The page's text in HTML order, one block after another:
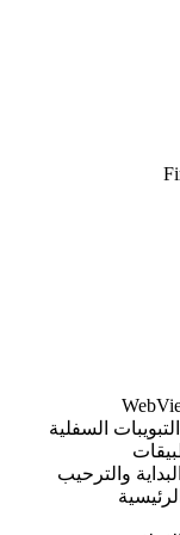
السفلية
والترحيب